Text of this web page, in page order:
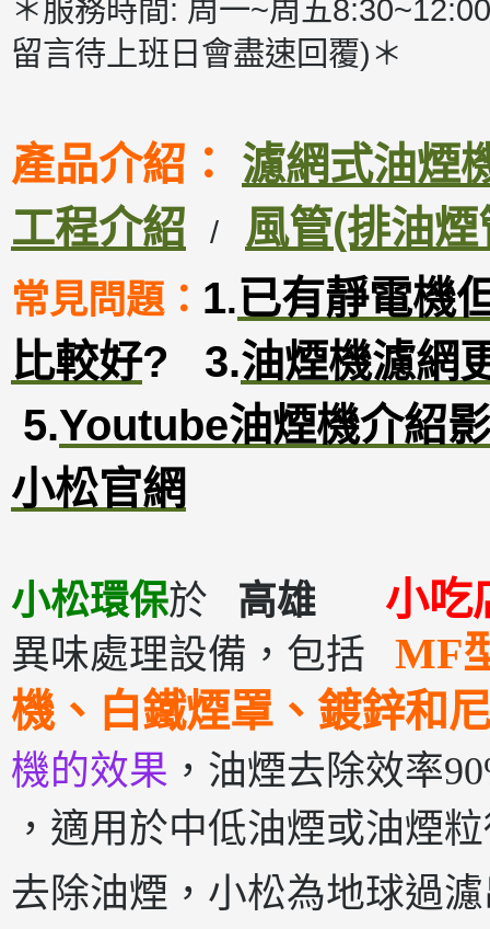
＊服務時間: 周一~周五
留言待上班日會盡速回覆)＊
產品介紹： 濾網式油煙
工程介紹
/ 風管(排油煙
常見問題： 1.已有靜電機
比較好? 3.油煙機濾網
5.Youtube油煙機介紹
小松官網
小松環保於 高雄 小
異味處理設備，包括 MF
機、白鐵煙罩、鍍鋅和
機的效果 ，油煙去除效率
，適用於中低油煙或油煙
去除油煙，小松為地球過